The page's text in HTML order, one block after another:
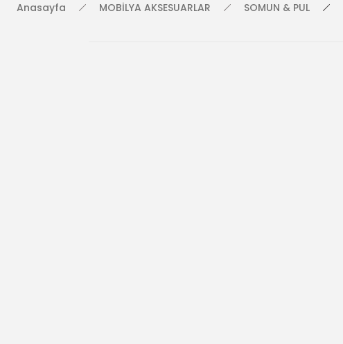
Anasayfa MOBİLYA AKSESUARLAR SOMUN & PUL